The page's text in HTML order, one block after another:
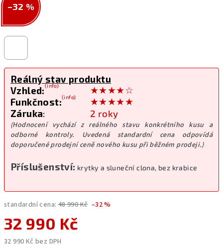
Reálný stav produktu
Vzhled:(info) ★★★★☆
Funkčnost:(info) ★★★★★
Záruka: 2 roky
(Hodnocení vychází z reálného stavu konkrétního kusu a
odborné kontroly. Uvedená standardní cena odpovídá
doporučené prodejní ceně nového kusu při běžném prodeji.)
Příslušenství: krytky a sluneční clona, bez krabice
standardní cena: 48 990 Kč –32 %
32 990 Kč
32 990 Kč bez DPH
–32 %